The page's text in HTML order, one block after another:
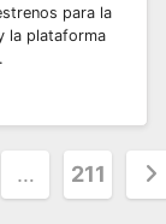
para la
la plataforma
… 211